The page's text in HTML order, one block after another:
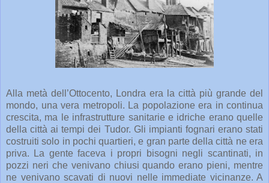
Alla metà dell’Ottocento, Londra era la città più grande del
mondo, una vera metropoli. La popolazione era in continua
crescita, ma le infrastrutture sanitarie e idriche erano quelle
della città ai tempi dei Tudor. Gli impianti fognari erano stati
costruiti solo in pochi quartieri, e gran parte della città ne era
priva. La gente faceva i propri bisogni negli scantinati, in
pozzi neri che venivano chiusi quando erano pieni, mentre
ne venivano scavati di nuovi nelle immediate vicinanze. A